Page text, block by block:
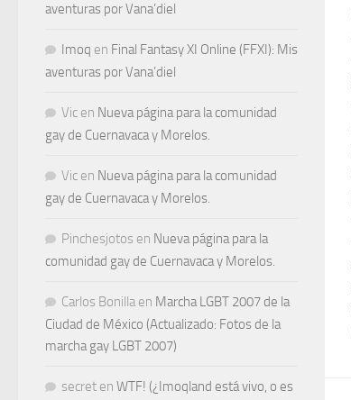
aventuras por Vana’diel
Imoq en Final Fantasy XI Online (FFXI): Mis
aventuras por Vana’diel
Vic en Nueva página para la comunidad
gay de Cuernavaca y Morelos.
Vic en Nueva página para la comunidad
gay de Cuernavaca y Morelos.
Pinchesjotos en Nueva página para la
comunidad gay de Cuernavaca y Morelos.
Carlos Bonilla en Marcha LGBT 2007 de la
Ciudad de México (Actualizado: Fotos de la
marcha gay LGBT 2007)
secret en WTF! (¿Imoqland está vivo, o es